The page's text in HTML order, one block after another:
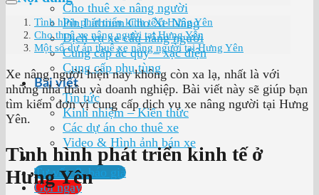
Cho thuê xe nâng người
Pin Lithium Cho Xe Nâng
Dịch vụ xe cẩu nâng người
Cung cấp ắc quy – xạc điện
Cung cấp phụ tùng
Bài viết
Tin tức
Kinh nhiệm – Kiến thức
Các dự án cho thuê xe
Video & Hình ảnh bán xe
Tư vấn & báo giá
Gọi ngay
Tình hình phát triển kinh tế ở Hưng Yên
Cho thuê xe nâng người tại Hưng Yên
Một số dự án thuê xe nâng người tại Hưng Yên
Xe nâng người hiện nay không còn xa lạ, nhất là với
những nhà thầu và doanh nghiệp. Bài viết này sẽ giúp bạn
tìm kiếm đơn vị cung cấp dịch vụ xe nâng người tại Hưng
Yên.
Tình hình phát triển kinh tế ở
Hưng Yên